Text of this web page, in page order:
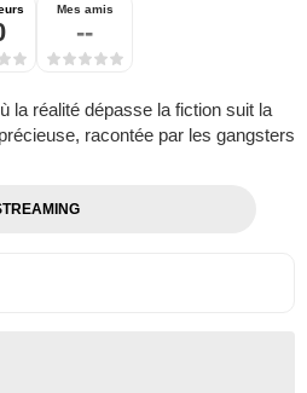
Mes amis
--
la réalité dépasse la fiction suit la
racontée par les gangsters